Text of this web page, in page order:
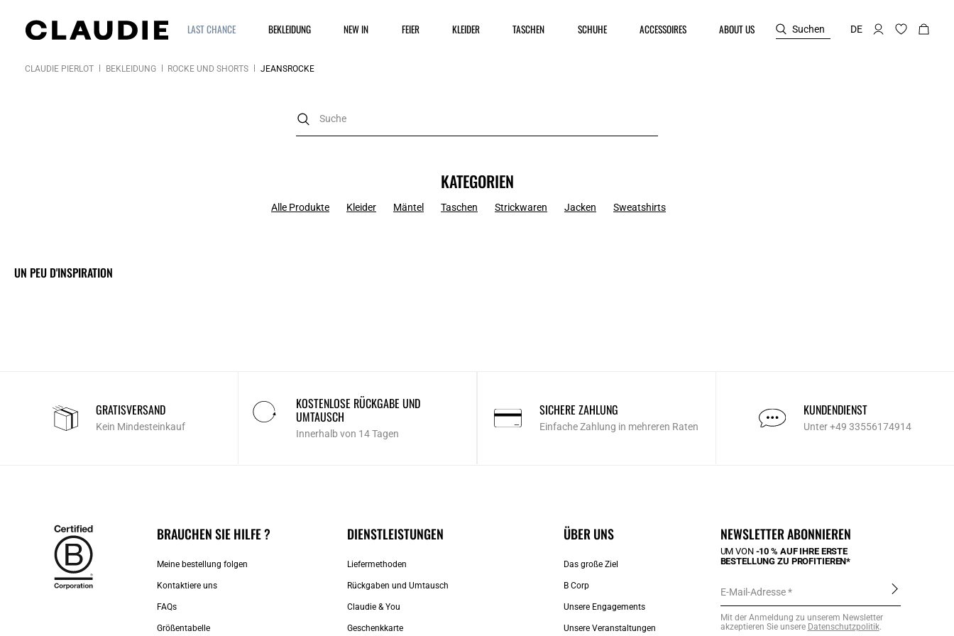
LAST CHANCE BEKLEIDUNG NEW IN FEIER KLEIDER TASCHEN SCHUHE ACCESSOIRES ABOUT US Suchen DE
CLAUDIE PIERLOT BEKLEIDUNG RÖCKE UND SHORTS JEANSRÖCKE
KATEGORIEN
Alle Produkte Kleider Mäntel Taschen Strickwaren Jacken Sweatshirts
UN PEU D'INSPIRATION
GRATISVERSAND
Kein Mindesteinkauf
KOSTENLOSE RÜCKGABE UND
UMTAUSCH
Innerhalb von 14 Tagen
SICHERE ZAHLUNG
Einfache Zahlung in mehreren Raten
KUNDENDIENST
Unter +49 33556174914
BRAUCHEN SIE HILFE ?
Meine bestellung folgen
Kontaktiere uns​
FAQs
Größentabelle
DIENSTLEISTUNGEN
Liefermethoden
Rückgaben und Umtausch
Claudie & You
Geschenkkarte
ÜBER UNS
Das große Ziel
B Corp
Unsere Engagements
Unsere Veranstaltungen
NEWSLETTER ABONNIEREN
UM VON -10 % AUF IHRE ERSTE
BESTELLUNG ZU PROFITIEREN*
E-Mail-Adresse
Mit der Anmeldung zu unserem Newsletter
akzeptieren Sie unsere Datenschutzpolitik.